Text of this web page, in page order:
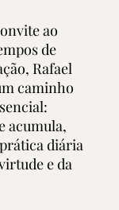
ao
de
Rafael
caminho
acumula,
diária
e da